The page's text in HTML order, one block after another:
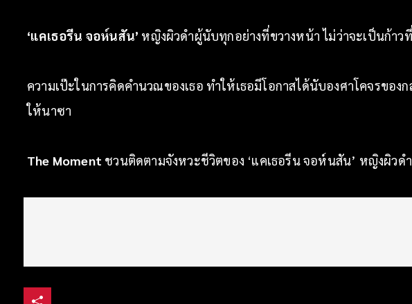
‘แคเธอรีน จอห์นสัน’ หญิงผิวดำผู้นับทุกอย่างที่ขวางหน้า ไม่ว่าจะเป็นก้าว
ความเป๊ะในการคิดคำนวณของเธอ ทำให้เธอมีโอกาสได้นับองศาโคจรขอ
ให้นาซา
The Moment ชวนติดตามจังหวะชีวิตของ ‘แคเธอรีน จอห์นสัน’ หญิงผิวด